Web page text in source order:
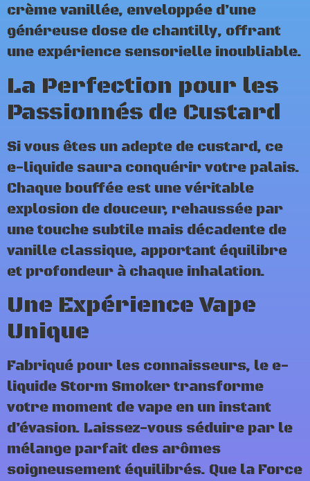
crème vanillée, enveloppée d’une
généreuse dose de chantilly, offrant
une expérience sensorielle inoubliable.
La Perfection pour les
Passionnés de Custard
Si vous êtes un adepte de custard, ce
e-liquide saura conquérir votre palais.
Chaque bouffée est une véritable
explosion de douceur, rehaussée par
une touche subtile mais décadente de
vanille classique, apportant équilibre
et profondeur à chaque inhalation.
Une Expérience Vape
Unique
Fabriqué pour les connaisseurs, le e-
liquide Storm Smoker transforme
votre moment de vape en un instant
d’évasion. Laissez-vous séduire par le
mélange parfait des arômes
soigneusement équilibrés. Que la Force